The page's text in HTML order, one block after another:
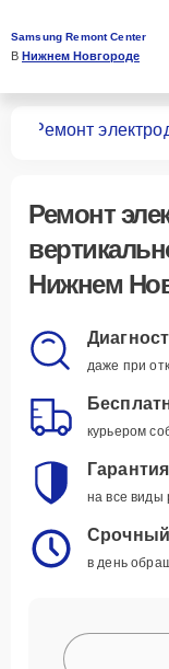
Samsung Remont Center
В Нижнем Новгороде
Ремонт
Ремонт
Нижнем
даже при
курьером
на все виды
в день